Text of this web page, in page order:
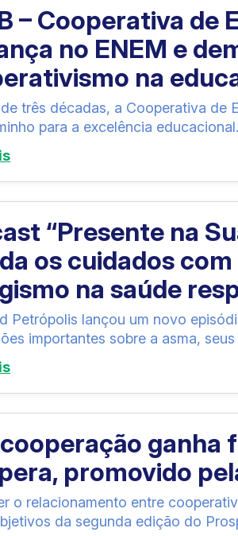
– Cooperativa de
no ENEM e
na
três décadas, a Cooperativa de
para a excelência
“Presente na
os cuidados
na saúde
Petrópolis lançou um novo
importantes sobre a asma,
ganha
promovido
o relacionamento entre
da segunda edição do